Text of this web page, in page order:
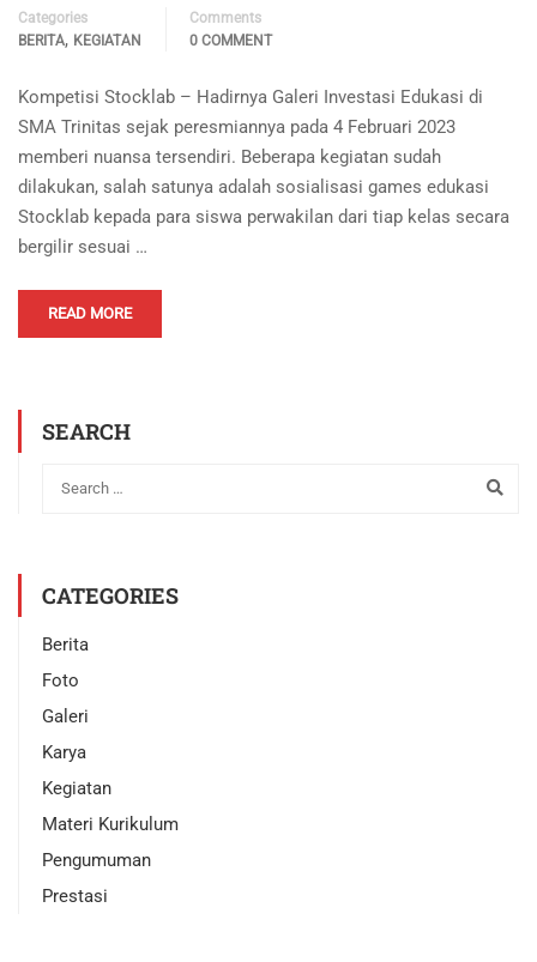
Categories
BERITA, KEGIATAN
Comments
0 COMMENT
Kompetisi Stocklab – Hadirnya Galeri Investasi Edukasi di
SMA Trinitas sejak peresmiannya pada 4 Februari 2023
memberi nuansa tersendiri. Beberapa kegiatan sudah
dilakukan, salah satunya adalah sosialisasi games edukasi
Stocklab kepada para siswa perwakilan dari tiap kelas secara
bergilir sesuai …
READ MORE
SEARCH
CATEGORIES
Berita
Foto
Galeri
Karya
Kegiatan
Materi Kurikulum
Pengumuman
Prestasi